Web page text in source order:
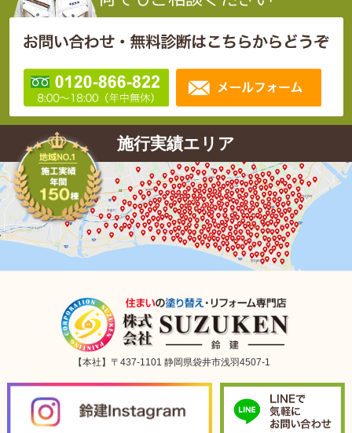
施行実績エリア
【本社】〒437-1101 静岡県袋井市浅羽4507-1